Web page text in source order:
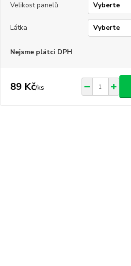
Velikost panelů
Látka
Nejsme plátci DPH
89 Kč/ks